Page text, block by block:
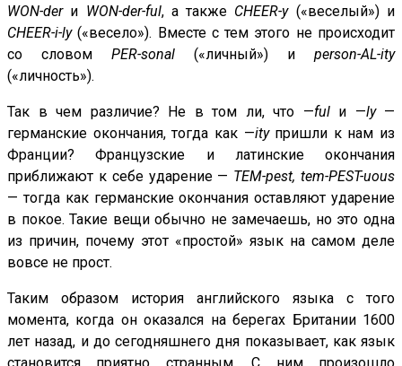
WON-derи WON-der-ful, а также CHEER-y(«веселый») и
CHEER-i-ly(«весело»). Вместе с тем этого не происходит
со словом PER-sonal («личный») и person-AL-ity
(«личность»).
Так в чем различие? Не в том ли, что —fulи —ly—
германские окончания, тогда как —ityпришли к нам из
Франции? Французские и латинские окончания
приближают к себе ударение — TEM-pest, tem-PEST-uous
— тогда как германские окончания оставляют ударение
в покое. Такие вещи обычно не замечаешь, но это одна
из причин, почему этот «простой» язык на самом деле
вовсе не прост.
Таким образом история английского языка с того
момента, когда он оказался на берегах Британии 1600
лет назад, и до сегодняшнего дня показывает, как язык